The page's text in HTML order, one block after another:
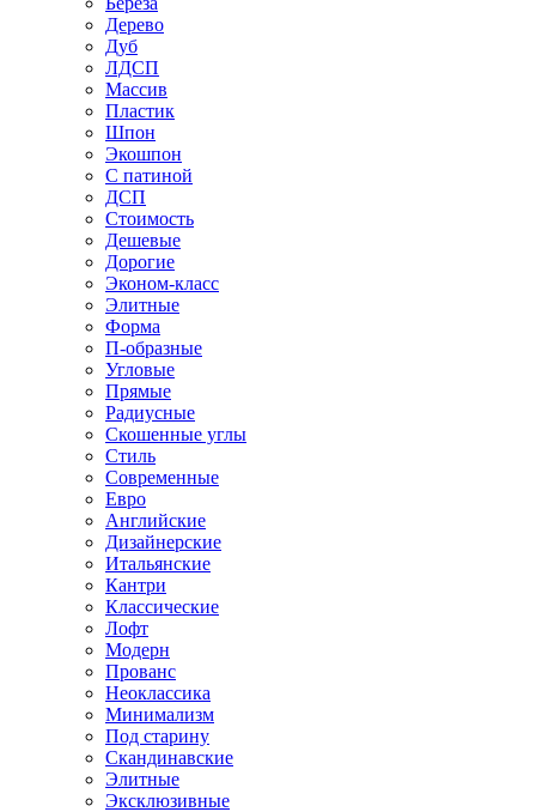
Дерево
Дуб
ЛДСП
Массив
Пластик
Шпон
Экошпон
С патиной
ДСП
Стоимость
Дешевые
Дорогие
Эконом-класс
Элитные
Форма
П-образные
Угловые
Прямые
Радиусные
Скошенные углы
Стиль
Современные
Евро
Английские
Дизайнерские
Итальянские
Кантри
Классические
Лофт
Модерн
Прованс
Неоклассика
Минимализм
Под старину
Скандинавские
Элитные
Эксклюзивные